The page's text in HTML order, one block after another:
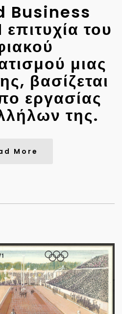
Business
του
μιας
βασίζεται
εργασίας
της.
More